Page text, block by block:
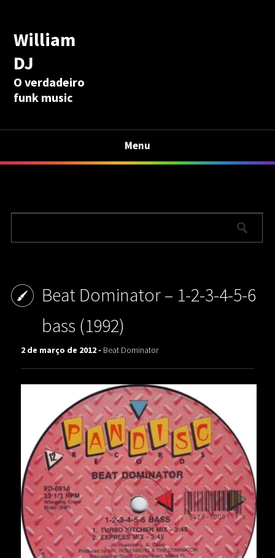
William
DJ
O verdadeiro
funk music
Menu
Beat Dominator – 1-2-3-4-5-6
bass (1992)
2 de março de 2012 - Beat Dominator